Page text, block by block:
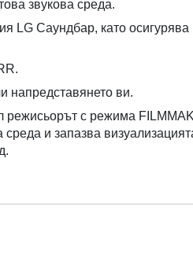
звукова среда.
LG Саундбар, като осигурява
напредставянето ви.
режисьорът с режима
и запазва